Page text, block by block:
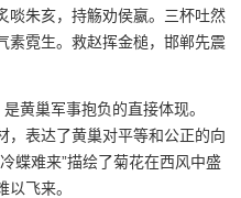
啖朱亥，持觞劝侯嬴。三杯吐然
素霓生。救赵挥金槌，邯郸先震
黄巢军事抱负的直接体现。
，表达了黄巢对平等和公正的向
蝶难来”描绘了菊花在西风中盛
飞来。